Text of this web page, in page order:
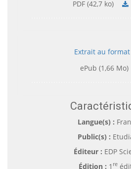
PDF (42,7 ko)
Extrait au format
ePub (1,66 Mo)
Langue(s) :
Public(s) :
Éditeur : EDP
Édition : 1 re